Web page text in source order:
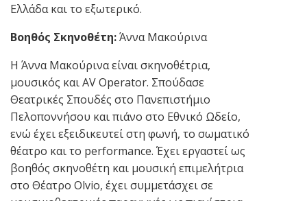
Ελλάδα και το εξωτερικό.
Βοηθός Σκηνοθέτη:Άννα Μακούρινα
Η Άννα Μακούρινα είναι σκηνοθέτρια,
μουσικός και AV Operator. Σπούδασε
Θεατρικές Σπουδές στο Πανεπιστήμιο
Πελοποννήσου καιπιάνο στο Εθνικό Ωδείο,
ενώ έχει εξειδικευτεί στη φωνή, το σωματικό
θέατρο και το performance. Έχει εργαστεί ως
βοηθός σκηνοθέτη και μουσική επιμελήτρια
στο Θέατρο Olvio, έχει συμμετάσχει σε